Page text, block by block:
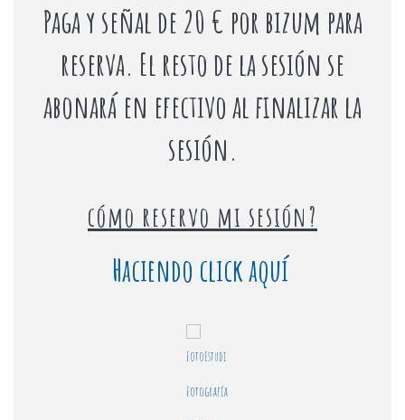
Paga y señal de 20 € por bizum para
reserva. El resto de la sesión se
abonará en efectivo al finalizar la
sesión.
cómo reservo mi sesión?
Haciendo click aquí